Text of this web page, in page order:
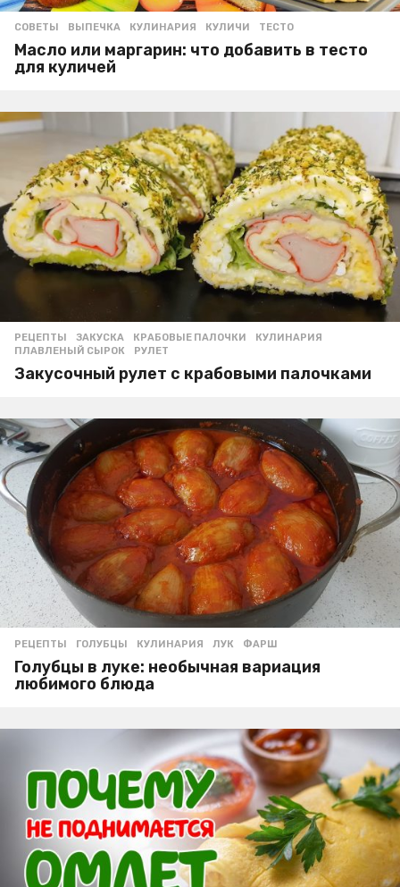
СОВЕТЫ ВЫПЕЧКА ,КУЛИНАРИЯ ,КУЛИЧИ ,ТЕСТО
Масло или маргарин: что добавить в тесто
для куличей
РЕЦЕПТЫ ЗАКУСКА ,КРАБОВЫЕ ПАЛОЧКИ ,КУЛИНАРИЯ
ПЛАВЛЕНЫЙ СЫРОК
,РУЛЕТ
Закусочный рулет с крабовыми палочками
РЕЦЕПТЫ ГОЛУБЦЫ ,КУЛИНАРИЯ ,ЛУК ,ФАРШ
Голубцы в луке: необычная вариация
любимого блюда